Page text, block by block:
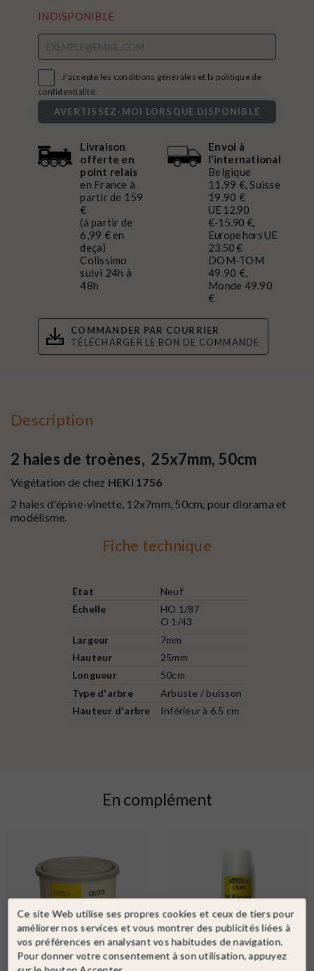
INDISPONIBLE
J'accepte les conditions générales et la politique de
confidentialité.
AVERTISSEZ-MOI LORSQUE DISPONIBLE
Livraison
offerte en
point relais
en France à
partir de 159
€
(à partir de
6,99 € en
deça)
Colissimo
suivi 24h à
48h
Envoi à
l’international
Belgique
11.99 €, Suisse
19.90 €
UE 12.90
€-15.90 €,
Europe hors UE
23.50 €
DOM-TOM
49.90 €,
Monde 49.90
€
COMMANDER PAR COURRIER
TÉLÉCHARGER LE BON DE COMMANDE
Description
2 haies de troènes, 25x7mm, 50cm
Végétation de chez HEKI 1756
2 haies d'épine-vinette, 12x7mm, 50cm, pour diorama et
modélisme.
Fiche technique
État
Neuf
Échelle
HO 1/87
O 1/43
Largeur
7mm
Hauteur
25mm
Longueur
50cm
Type d'arbre
Arbuste / buisson
Hauteur d'arbre
Inférieur à 6.5 cm
En complément
Ce site Web utilise ses propres cookies et ceux de tiers pour
améliorer nos services et vous montrer des publicités liées à
vos préférences en analysant vos habitudes de navigation.
Pour donner votre consentement à son utilisation, appuyez